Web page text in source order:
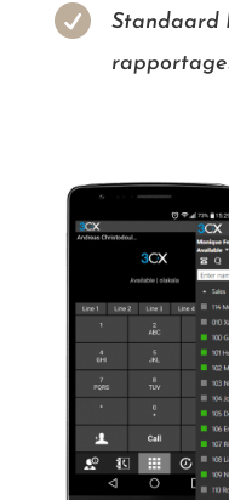

Standaard